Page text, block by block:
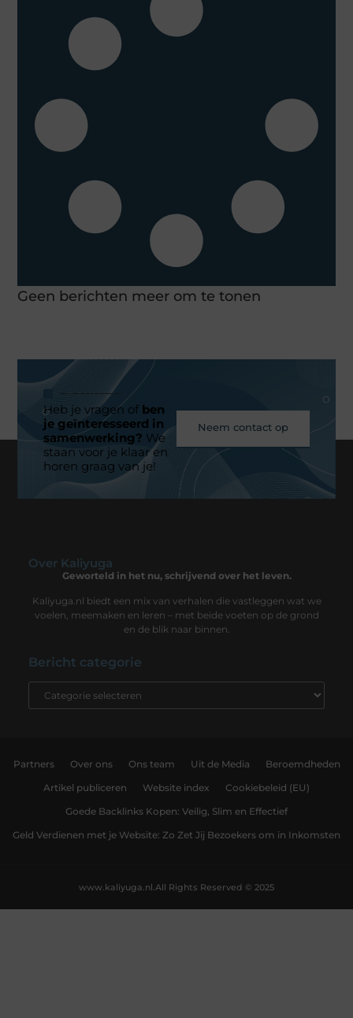
Geen berichten meer om te tonen
Heb je vragen ofben
je geïnteresseerd in
samenwerking? We
staan voor je klaar en
horen graag van je!
Neem contact op
Over Kaliyuga
Geworteld in het nu, schrijvend over het leven.
Kaliyuga.nl biedt een mix van verhalen die vastleggen wat we
voelen, meemaken en leren – met beide voeten op de grond
en de blik naar binnen.
Bericht categorie
Partners Over ons Ons team Uit de Media Beroemdheden
Artikel publiceren Website index Cookiebeleid (EU)
Goede Backlinks Kopen: Veilig, Slim en Effectief
Geld Verdienen met je Website: Zo Zet Jij Bezoekers om in Inkomsten
All Rights Reserved © 2025
www.kaliyuga.nl.